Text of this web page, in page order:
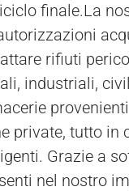
finale.La
rifiuti
industriali,
private, tutto in
Grazie a
nel nostro